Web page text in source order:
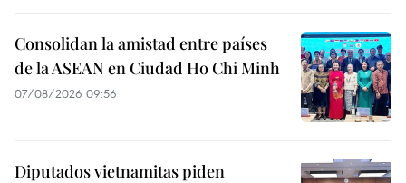
Consolidan la amistad entre países
de la ASEAN en Ciudad Ho Chi Minh
07/08/2026 09:56
Diputados vietnamitas piden